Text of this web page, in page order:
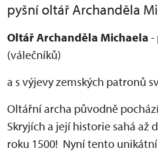
pyšní oltář Archanděla
Oltář Archanděla Michaela -
(válečníků)
a s výjevy zemských patronů
Oltářní archa původně
Skryjích a její historie sahá až
roku 1500! Nyní tento